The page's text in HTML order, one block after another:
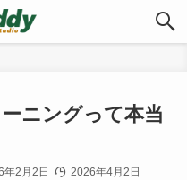
ニングって本当
年2月2日 2026年4月2日